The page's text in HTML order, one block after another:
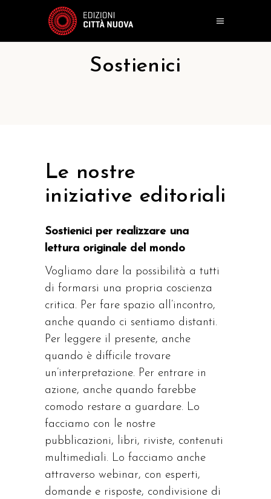
Sostienici
Le nostre
iniziative editoriali
Sostienici per realizzare una
lettura originale del mondo
Vogliamo dare la possibilità a tutti
di formarsi una propria coscienza
critica. Per fare spazio all’incontro,
anche quando ci sentiamo distanti.
Per leggere il presente, anche
quando è difficile trovare
un’interpretazione. Per entrare in
azione, anche quando farebbe
comodo restare a guardare. Lo
facciamo con le nostre
pubblicazioni, libri, riviste, contenuti
multimediali. Lo facciamo anche
attraverso webinar, con esperti,
domande e risposte, condivisione di